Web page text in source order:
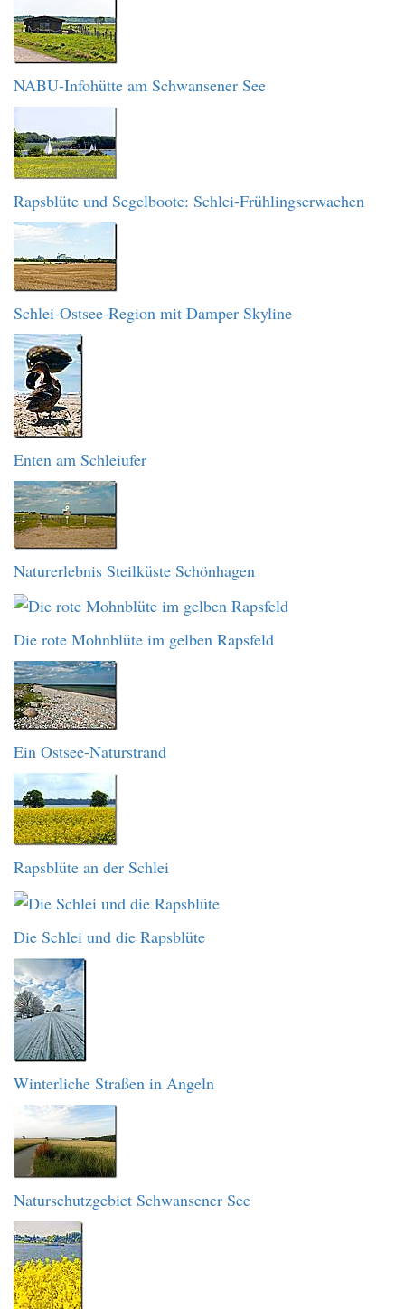
NABU-Infohütte am Schwansener See
Rapsblüte und Segelboote: Schlei-Frühlingserwachen
Schlei-Ostsee-Region mit Damper Skyline
Enten am Schleiufer
Naturerlebnis Steilküste Schönhagen
Die rote Mohnblüte im gelben Rapsfeld
Ein Ostsee-Naturstrand
Rapsblüte an der Schlei
Die Schlei und die Rapsblüte
Winterliche Straßen in Angeln
Naturschutzgebiet Schwansener See